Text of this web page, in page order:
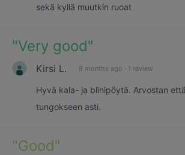
sekä kyllä muutkin ruoat
"Very good"
Kirsi L. 8 months ago · 1 review
Hyvä kala- ja blinipöytä. Arvostan
tungokseen asti.
"Good"